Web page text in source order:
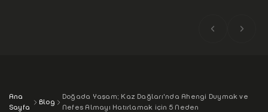
Ana
Sayfa
Blog
Doğada Yaşam; Kaz Dağları'nda Ahengi Duymak ve
Nefes Almayı Hatırlamak için 5 Neden